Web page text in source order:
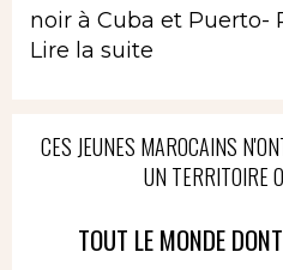
noir à Cuba et Puerto-
Lire la suite
CES JEUNES MAROCAINS
UN TERRITOIRE
TOUT LE MONDE